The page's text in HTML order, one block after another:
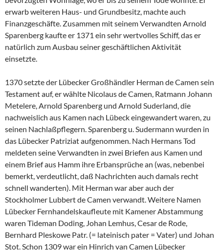
erwarb weiteren Haus- und Grundbesitz, machte auch
Finanzgeschäfte. Zusammen mit seinem Verwandten Arnold
Sparenberg kaufte er 1371 ein sehr wertvolles Schiff, das er
natürlich zum Ausbau seiner geschäftlichen Aktivität
einsetzte.
1370 setzte der Lübecker Großhändler Herman de Camen sein
Testament auf, er wählte Nicolaus de Camen, Ratmann Johann
Metelere, Arnold Sparenberg und Arnold Suderland, die
nachweislich aus Kamen nach Lübeck eingewandert waren, zu
seinen Nachlaßpflegern. Sparenberg u. Sudermann wurden in
das Lübecker Patriziat aufgenommen. Nach Hermans Tod
meldeten seine Verwandten in zwei Briefen aus Kamen und
einem Brief aus Hamm ihre Erbansprüche an (was, nebenbei
bemerkt, verdeutlicht, daß Nachrichten auch damals recht
schnell wanderten). Mit Herman war aber auch der
Stockholmer Lubbert de Camen verwandt. Weitere Namen
Lübecker Fernhandelskaufleute mit Kamener Abstammung
waren Tideman Doding, Johan Lemhus, Cesar de Rode,
Bernhard Pleskowe Patr. (= lateinisch pater = Vater) und Johan
Stot. Schon 1309 war ein Hinrich van Camen Lübecker